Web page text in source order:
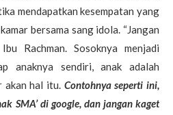
mendapatkan kesempatan yang
bersama sang idola. “Jangan
Rachman. Sosoknya menjadi
anaknya sendiri, anak adalah
akan hal itu. Contohnya seperti ini,
SMA’ di google, dan jangan kaget